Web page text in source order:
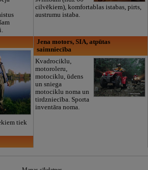
cilvēkiem), komfortablas istabas, pirts,
austrumu istaba.
tiek
Jena motors, SIA, atpūtas
saimniecība
Kvadrociklu,
motoroleru,
motociklu, ūdens
un sniega
motociklu noma un
tirdzniecība. Sporta
inventāra noma.